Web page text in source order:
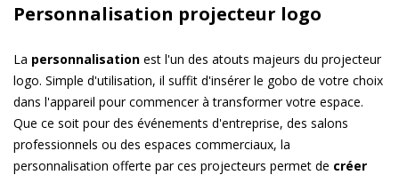
Personnalisation projecteur logo
La personnalisation est l'un des atouts majeurs du projecteur
logo. Simple d'utilisation, il suffit d'insérer le gobo de votre choix
dans l'appareil pour commencer à transformer votre espace.
Que ce soit pour des événements d'entreprise, des salons
professionnels ou des espaces commerciaux, la
personnalisation offerte par ces projecteurs permet de créer